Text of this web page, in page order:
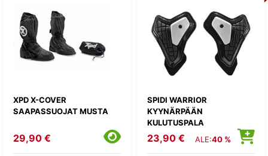
XPD X-COVER
SAAPASSUOJAT MUSTA
29,90 €
SPIDI WARRIOR
KYYNÄRPÄÄN
KULUTUSPALA
MUSTA/VALKO
23,90 € ALE:40 %